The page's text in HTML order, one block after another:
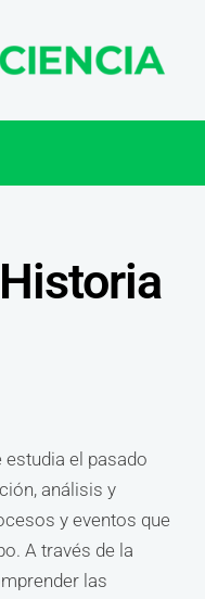
el pasado
análisis y
y eventos que
A través de la
las